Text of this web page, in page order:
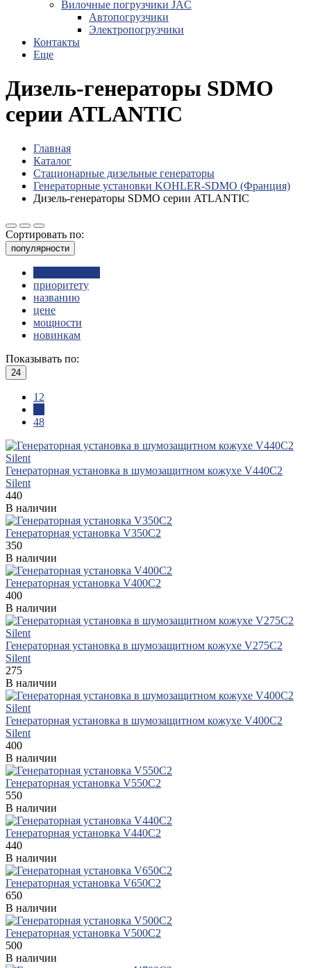
Вилочные погрузчики JAC
Авто­погрузчики
Электро­погрузчики
Контакты
Еще
Дизель-генераторы SDMO
серии ATLANTIC
Главная
Каталог
Стационарные дизельные генераторы
Генераторные установки KOHLER-SDMO (Франция)
Дизель-генераторы SDMO серии ATLANTIC
Сортировать по:
популярности
приоритету
названию
цене
мощности
новинкам
Показывать по:
24
12
48
Генераторная установка в шумозащитном кожухе V440C2
Silent
440
В наличии
Генераторная установка V350C2
350
В наличии
Генераторная установка V400C2
400
В наличии
Генераторная установка в шумозащитном кожухе V275C2
Silent
275
В наличии
Генераторная установка в шумозащитном кожухе V400C2
Silent
400
В наличии
Генераторная установка V550C2
550
В наличии
Генераторная установка V440C2
440
В наличии
Генераторная установка V650C2
650
В наличии
Генераторная установка V500C2
500
В наличии